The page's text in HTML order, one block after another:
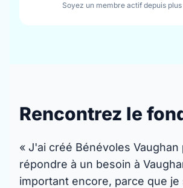
Soyez un membre actif depuis
Rencontrez le
« J'ai créé Bénévoles Vaughan
répondre à un besoin à
important encore, parce que je